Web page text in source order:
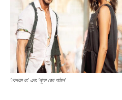
‘বেশরম রং’ এবং ‘ঝুমে জো পাঠান’